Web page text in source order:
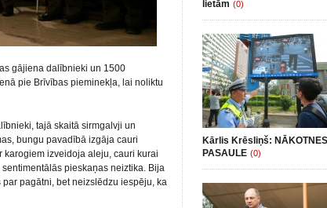
gājiena dalībnieki un 1500
pie Brīvības pieminekļa, lai noliktu
tajā skaitā sirmgalvji un
bungu pavadībā izgāja cauri
karogiem izveidoja aleju, cauri kurai
pieskaņas neiztika. Bija
pagātni, bet neizslēdzu iespēju, ka
lietām (0)
Kārlis Krēsliņš: NĀKOTNES
PASAULE (0)